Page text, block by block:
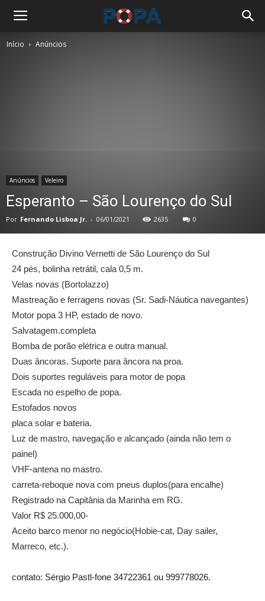
Início Anúncios
Anúncios Veleiro
Esperanto – São Lourenço do Sul
Por Fernando Lisboa Jr. - 06/01/2021 2635 0
Construção Divino Vernetti de São Lourenço do Sul
24 pés, bolinha retrátil, cala 0,5 m.
Velas novas (Bortolazzo)
Mastreação e ferragens novas (Sr. Sadi-Náutica navegantes)
Motor popa 3 HP, estado de novo.
Salvatagem.completa
Bomba de porão elétrica e outra manual.
Duas âncoras. Suporte para âncora na proa.
Dois suportes reguláveis para motor de popa
Escada no espelho de popa.
Estofados novos
placa solar e bateria.
Luz de mastro, navegação e alcançado (ainda não tem o
painel)
VHF-antena no mastro.
carreta-reboque nova com pneus duplos(para encalhe)
Registrado na Capitânia da Marinha em RG.
Valor R$ 25.000,00-
Aceito barco menor no negócio(Hobie-cat, Day sailer,
Marreco, etc.).
contato: Sérgio Pastl-fone 34722361 ou 999778026.